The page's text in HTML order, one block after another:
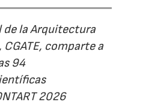
de la Arquitectura
CGATE, comparte a
94
2026